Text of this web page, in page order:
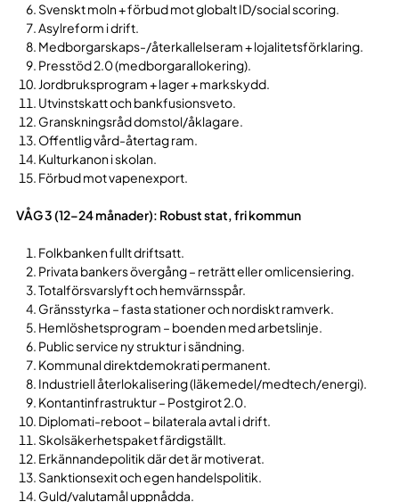
Svenskt moln + förbud mot globalt ID/social scoring.
Asylreform i drift.
Medborgarskaps-/återkallelseram + lojalitetsförklaring.
Presstöd 2.0 (medborgarallokering).
Jordbruksprogram + lager + markskydd.
Utvinstskatt och bankfusionsveto.
Granskningsråd domstol/åklagare.
Offentlig vård-återtag ram.
Kulturkanon i skolan.
Förbud mot vapenexport.
VÅG 3 (12–24 månader): Robust stat, fri kommun
Folkbanken fullt driftsatt.
Privata bankers övergång – reträtt eller omlicensiering.
Totalförsvarslyft och hemvärnsspår.
Gränsstyrka – fasta stationer och nordiskt ramverk.
Hemlöshetsprogram – boenden med arbetslinje.
Public service ny struktur i sändning.
Kommunal direktdemokrati permanent.
Industriell återlokalisering (läkemedel/medtech/energi).
Kontantinfrastruktur – Postgirot 2.0.
Diplomati-reboot – bilaterala avtal i drift.
Skolsäkerhetspaket färdigställt.
Erkännandepolitik där det är motiverat.
Sanktionsexit och egen handelspolitik.
Guld/valutamål uppnådda.